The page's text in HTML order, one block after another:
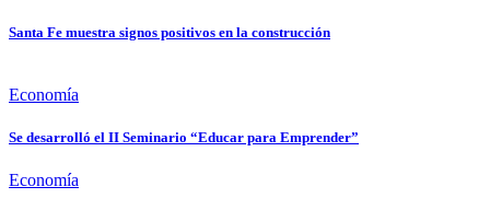
Santa Fe muestra signos positivos en la construcción
Economía
Se desarrolló el II Seminario “Educar para Emprender”
Economía